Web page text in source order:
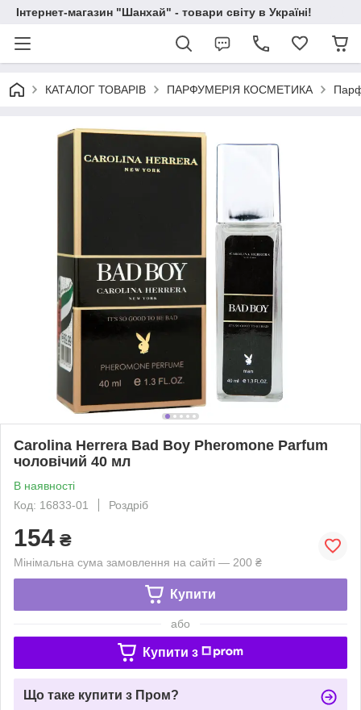
Інтернет-магазин "Шанхай" - товари світу в Україні!
КАТАЛОГ ТОВАРІВ ПАРФУМЕРІЯ КОСМЕТИКА
Carolina Herrera Bad Boy Pheromone Parfum
чоловічий 40 мл
В наявності
Код: 16833-01
Роздріб
154 ₴
Мінімальна сума замовлення на сайті — 200 ₴
Купити
або
Купити з
Що таке купити з Пром?